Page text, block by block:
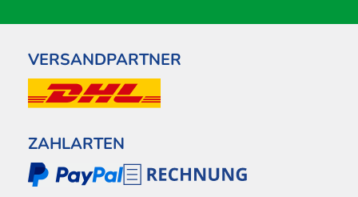
VERSANDPARTNER
ZAHLARTEN